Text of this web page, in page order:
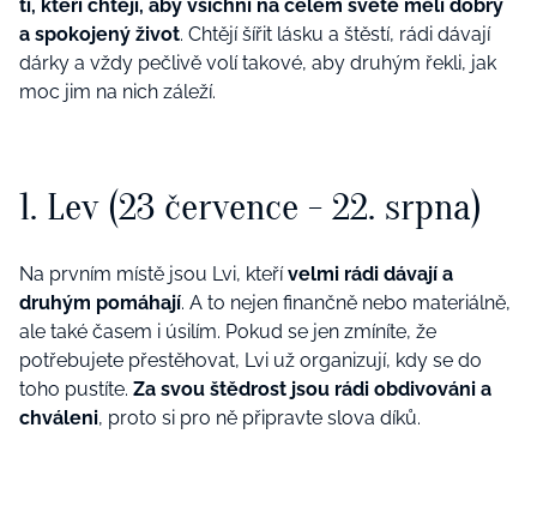
ti, kteří chtějí, aby všichni na celém světě měli dobrý
a spokojený život. Chtějí šířit lásku a štěstí, rádi dávají
dárky a vždy pečlivě volí takové, aby druhým řekli, jak
moc jim na nich záleží.
1. Lev (23 července - 22. srpna)
Na prvním místě jsou Lvi, kteřívelmi rádi dávají a
druhým pomáhají. A to nejen finančně nebo materiálně,
ale také časem i úsilím. Pokud se jen zmíníte, že
potřebujete přestěhovat, Lvi už organizují, kdy se do
toho pustíte. Za svou štědrost jsou rádi obdivováni a
chváleni, proto si pro ně připravte slova díků.